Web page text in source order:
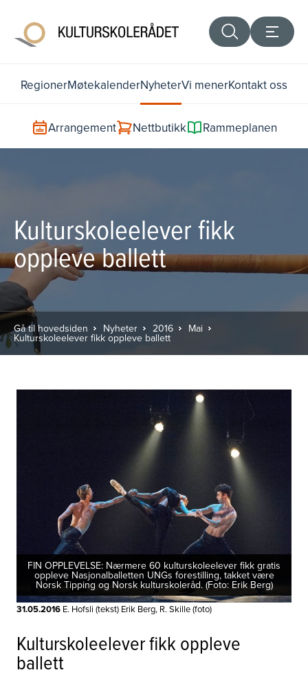
RegionerMøtekalenderNyheterVi menerKontakt oss
Arrangement Nettbutikk Rammeplanen
Kulturskoleelever fikk
oppleve ballett
Gå til hovedsiden Nyheter 2016 Mai
Kulturskoleelever fikk oppleve ballett
FIN OPPLEVELSE: Nærmere 60 kulturskoleelever fikk gratis
oppleve Nasjonalballetten UNGs forestilling, takket være
Norsk Tipping og Norsk kulturskoleråd. (Foto: Erik Berg)
31.05.2016 E. Hofsli (tekst) Erik Berg, R. Skille (foto)
Kulturskoleelever fikk oppleve
ballett